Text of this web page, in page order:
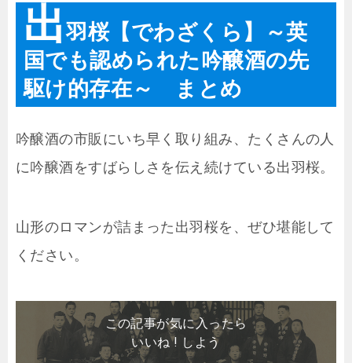
出羽桜【でわざくら】～英
国でも認められた吟醸酒の先
駆け的存在～ まとめ
吟醸酒の市販にいち早く取り組み、たくさんの人
に吟醸酒をすばらしさを伝え続けている出羽桜。
山形のロマンが詰まった出羽桜を、ぜひ堪能して
ください。
この記事が気に入ったら
いいね ! しよう